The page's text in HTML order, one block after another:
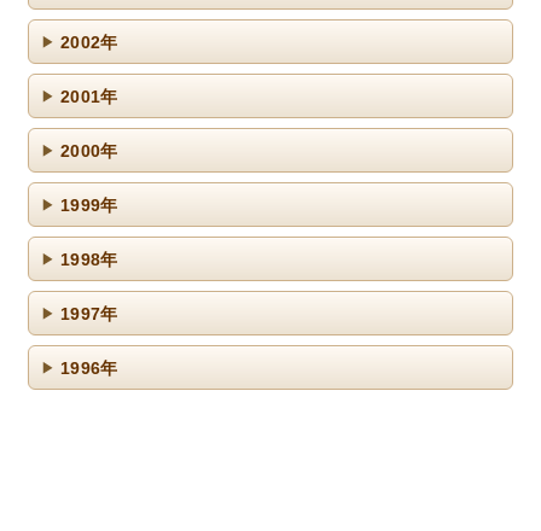
2002年
2001年
2000年
1999年
1998年
1997年
1996年